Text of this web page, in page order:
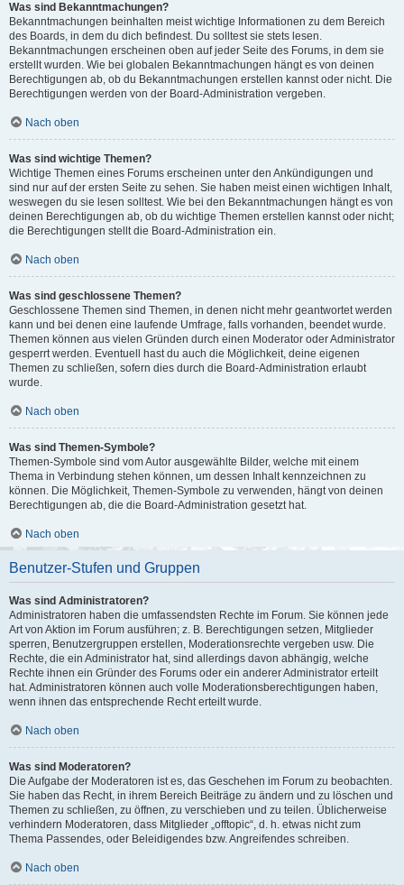
Was sind Bekanntmachungen?
Bekanntmachungen beinhalten meist wichtige Informationen zu dem Bereich
des Boards, in dem du dich befindest. Du solltest sie stets lesen.
Bekanntmachungen erscheinen oben auf jeder Seite des Forums, in dem sie
erstellt wurden. Wie bei globalen Bekanntmachungen hängt es von deinen
Berechtigungen ab, ob du Bekanntmachungen erstellen kannst oder nicht. Die
Berechtigungen werden von der Board-Administration vergeben.
Nach oben
Was sind wichtige Themen?
Wichtige Themen eines Forums erscheinen unter den Ankündigungen und
sind nur auf der ersten Seite zu sehen. Sie haben meist einen wichtigen Inhalt,
weswegen du sie lesen solltest. Wie bei den Bekanntmachungen hängt es von
deinen Berechtigungen ab, ob du wichtige Themen erstellen kannst oder nicht;
die Berechtigungen stellt die Board-Administration ein.
Nach oben
Was sind geschlossene Themen?
Geschlossene Themen sind Themen, in denen nicht mehr geantwortet werden
kann und bei denen eine laufende Umfrage, falls vorhanden, beendet wurde.
Themen können aus vielen Gründen durch einen Moderator oder Administrator
gesperrt werden. Eventuell hast du auch die Möglichkeit, deine eigenen
Themen zu schließen, sofern dies durch die Board-Administration erlaubt
wurde.
Nach oben
Was sind Themen-Symbole?
Themen-Symbole sind vom Autor ausgewählte Bilder, welche mit einem
Thema in Verbindung stehen können, um dessen Inhalt kennzeichnen zu
können. Die Möglichkeit, Themen-Symbole zu verwenden, hängt von deinen
Berechtigungen ab, die die Board-Administration gesetzt hat.
Nach oben
Benutzer-Stufen und Gruppen
Was sind Administratoren?
Administratoren haben die umfassendsten Rechte im Forum. Sie können jede
Art von Aktion im Forum ausführen; z. B. Berechtigungen setzen, Mitglieder
sperren, Benutzergruppen erstellen, Moderationsrechte vergeben usw. Die
Rechte, die ein Administrator hat, sind allerdings davon abhängig, welche
Rechte ihnen ein Gründer des Forums oder ein anderer Administrator erteilt
hat. Administratoren können auch volle Moderationsberechtigungen haben,
wenn ihnen das entsprechende Recht erteilt wurde.
Nach oben
Was sind Moderatoren?
Die Aufgabe der Moderatoren ist es, das Geschehen im Forum zu beobachten.
Sie haben das Recht, in ihrem Bereich Beiträge zu ändern und zu löschen und
Themen zu schließen, zu öffnen, zu verschieben und zu teilen. Üblicherweise
verhindern Moderatoren, dass Mitglieder „offtopic“, d. h. etwas nicht zum
Thema Passendes, oder Beleidigendes bzw. Angreifendes schreiben.
Nach oben